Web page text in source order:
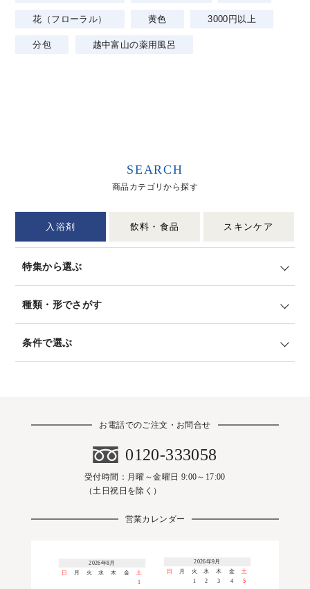
花（フローラル） 黄色 3000円以上
分包 越中富山の薬用風呂
SEARCH
商品カテゴリから探す
入浴剤 飲料・食品 スキンケア
特集から選ぶ
種類・形でさがす
条件で選ぶ
お電話でのご注文・お問合せ
0120-333058
受付時間：月曜～金曜日 9:00～17:00
（土日祝日を除く）
営業カレンダー
2026年8月
日
月 火 水 木 金
土
1
2026年9月
日
月 火 水 木 金
土
1
2 3 4 5